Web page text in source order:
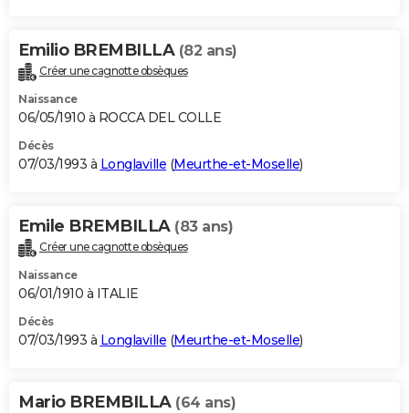
Emilio BREMBILLA (82 ans)
Créer une cagnotte obsèques
Naissance
06/05/1910 à ROCCA DEL COLLE
Décès
07/03/1993 à Longlaville (Meurthe-et-Moselle)
Emile BREMBILLA (83 ans)
Créer une cagnotte obsèques
Naissance
06/01/1910 à ITALIE
Décès
07/03/1993 à Longlaville (Meurthe-et-Moselle)
Mario BREMBILLA (64 ans)